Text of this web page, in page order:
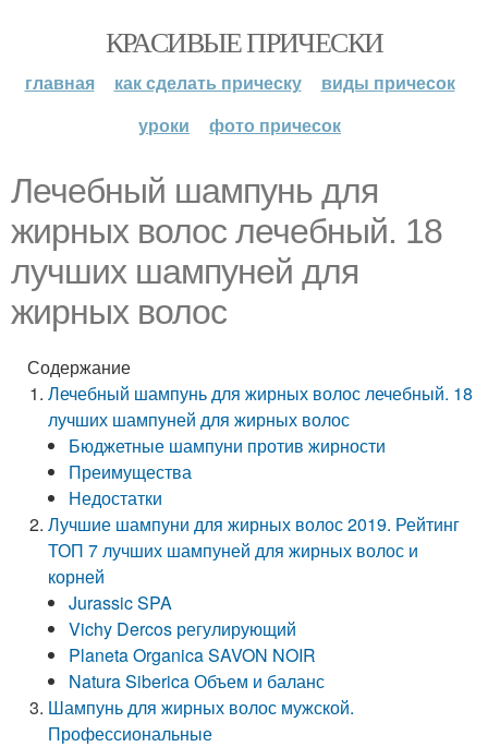
КРАСИВЫЕ ПРИЧЕСКИ
главная как сделать прическу
виды причесок
уроки
фото причесок
Лечебный шампунь для
жирных волос лечебный. 18
лучших шампуней для
жирных волос
Содержание
Лечебный шампунь для жирных волос лечебный. 18
лучших шампуней для жирных волос
Бюджетные шампуни против жирности
Преимущества
Недостатки
Лучшие шампуни для жирных волос 2019. Рейтинг
ТОП 7 лучших шампуней для жирных волос и
корней
Jurassic SPA
Vichy Dercos регулирующий
Planeta Organica SAVON NOIR
Natura Siberica Объем и баланс
Шампунь для жирных волос мужской.
Профессиональные